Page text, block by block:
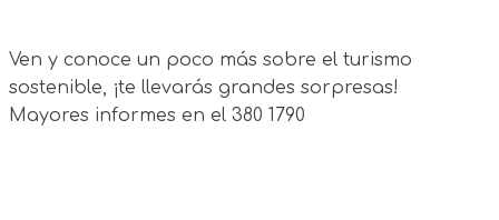
Ven y conoce un poco más sobre el turismo
sostenible, ¡te llevarás grandes sorpresas!
Mayores informes en el 380 1790